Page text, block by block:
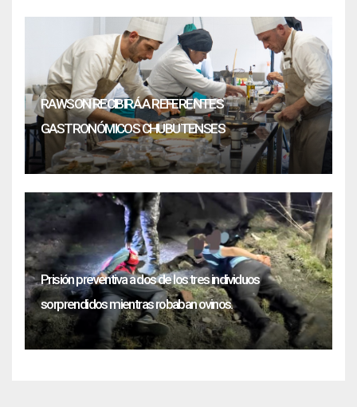
RAWSON RECIBIRÁ A REFERENTES
GASTRONÓMICOS CHUBUTENSES
Prisión preventiva a dos de los tres individuos
sorprendidos mientras robaban ovinos.